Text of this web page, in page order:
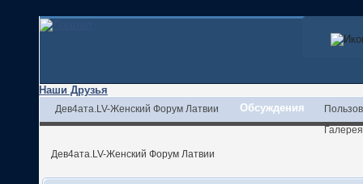
Наши Друзья
Дев4ата.LV-Женский Форум Латвии Обсуждения
Галерея
Дев4ата.LV-Женский Форум Латвии